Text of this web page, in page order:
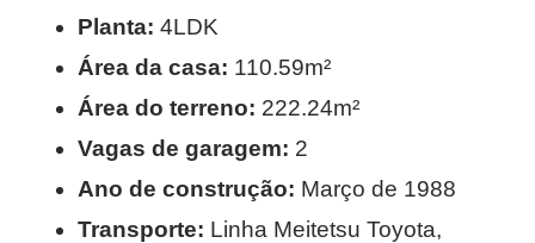
Planta: 4LDK
Área da casa: 110.59m²
Área do terreno: 222.24m²
Vagas de garagem: 2
Ano de construção: Março de 1988
Transporte: Linha Meitetsu Toyota,